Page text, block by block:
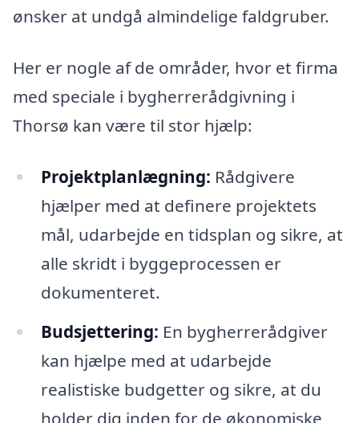
ønsker at undgå almindelige faldgruber.
Her er nogle af de områder, hvor et firma
med speciale i bygherrerådgivning i
Thorsø kan være til stor hjælp:
Projektplanlægning: Rådgivere
hjælper med at definere projektets
mål, udarbejde en tidsplan og sikre, at
alle skridt i byggeprocessen er
dokumenteret.
Budsjettering: En bygherrerådgiver
kan hjælpe med at udarbejde
realistiske budgetter og sikre, at du